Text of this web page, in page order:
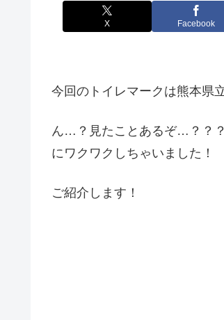
X Facebook
今回のトイレマークは熊本県
ん…？見たことあるぞ…？？
にワクワクしちゃいました！
ご紹介します！